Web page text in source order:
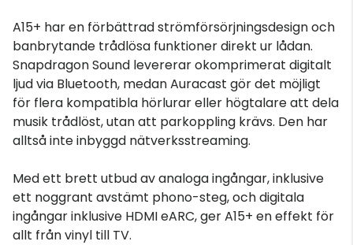
A15+ har en förbättrad strömförsörjningsdesign och
banbrytande trådlösa funktioner direkt ur lådan.
Snapdragon Sound levererar okomprimerat digitalt
ljud via Bluetooth, medan Auracast gör det möjligt
för flera kompatibla hörlurar eller högtalare att dela
musik trådlöst, utan att parkoppling krävs. Den har
alltså inte inbyggd nätverksstreaming.
Med ett brett utbud av analoga ingångar, inklusive
ett noggrant avstämt phono-steg, och digitala
ingångar inklusive HDMI eARC, ger A15+ en effekt för
allt från vinyl till TV.